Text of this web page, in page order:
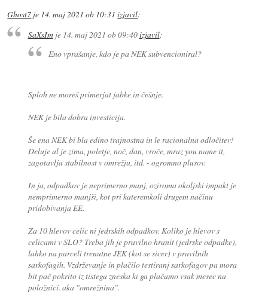
Ghost7 je 14. maj 2021 ob 10:31 izjavil:
SaXsImje 14. maj 2021 ob 09:40izjavil:
Eno vprašanje, kdo je pa NEK subvencioniral?
Sploh ne moreš primerjat jabke in češnje.
NEK je bila dobra investicija.
Še ena NEK bi bla edino trajnostna in le racionalna odločitev!
Deluje al je zima, poletje, noč, dan, vroče, mraz you name it,
zagotavlja stabilnost v omrežju, itd. - ogromno plusov.
In ja, odpadkov je neprimerno manj, oziroma okoljski impakt je
nemprimerno manjši, kot pri kateremkoli drugem načinu
pridobivanja EE.
Za 10 hlevov celic ni jedrskih odpadkov. Koliko je hlevov s
celicami v SLO? Treba jih je pravilno hranit (jedrske odpadke),
lahko na parceli trenutne JEK (kot se sicer) v pravilnih
sarkofagih. Vzdrževanje in plačilo testiranj sarkofagov pa mora
bit pač pokrito iz tistega zneska ki ga plačamo vsak mesec na
položnici. aka "omrežnina".